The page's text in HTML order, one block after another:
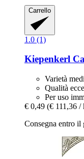
Carrello
1.0 (1)
Kiepenkerl
Varietà
Qualità
Per uso
€ 0,49 (€ 111,36 /
Consegna entro il